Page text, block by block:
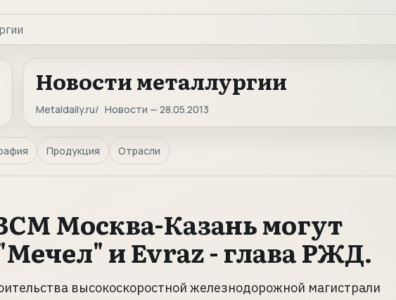
Новости металлургии
Metaldaily.ru Новости — 28.05.2013
Продукция Отрасли
Москва-Казань могут
и Evraz - глава РЖД.
высокоскоростной железнодорожной магистрали